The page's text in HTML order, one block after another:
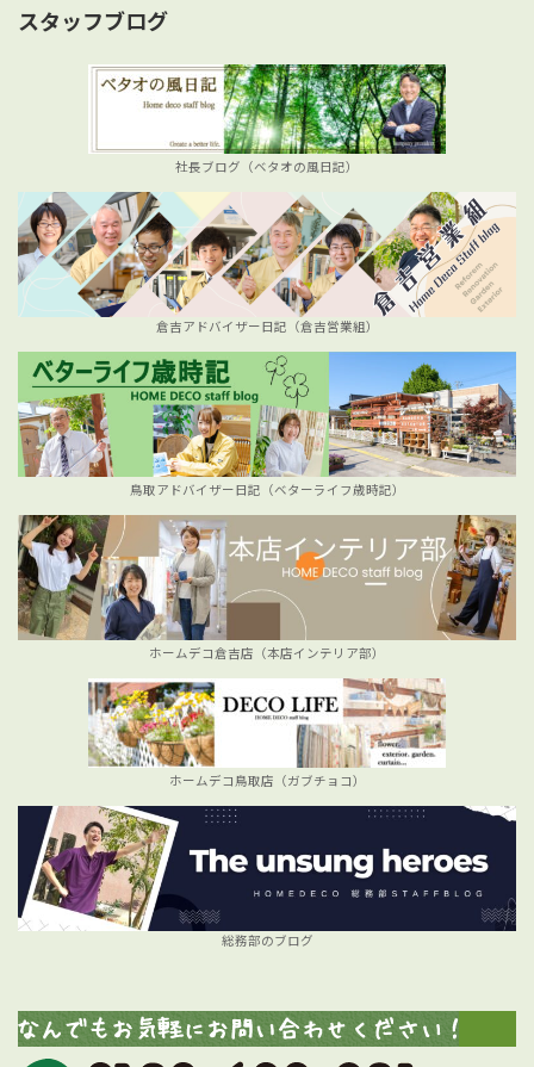
スタッフブログ
社長ブログ（ベタオの風日記）
倉吉アドバイザー日記（倉吉営業組）
鳥取アドバイザー日記（ベターライフ歳時記）
ホームデコ倉吉店（本店インテリア部）
ホームデコ鳥取店（ガブチョコ）
総務部のブログ